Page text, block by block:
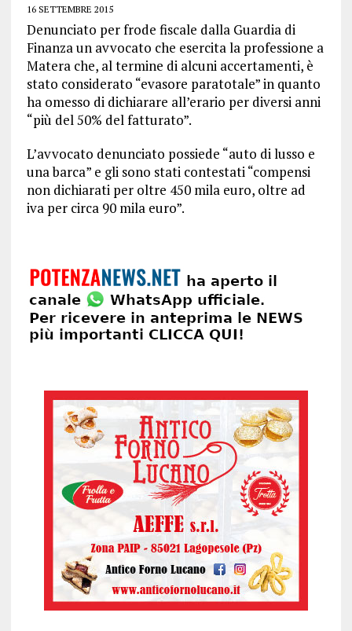
16 SETTEMBRE 2015
Denunciato per frode fiscale dalla Guardia di
Finanza un avvocato che esercita la professione a
Matera che, al termine di alcuni accertamenti, è
stato considerato “evasore paratotale” in quanto
ha omesso di dichiarare all’erario per diversi anni
“più del 50% del fatturato”.
L’avvocato denunciato possiede “auto di lusso e
una barca” e gli sono stati contestati “compensi
non dichiarati per oltre 450 mila euro, oltre ad
iva per circa 90 mila euro”.